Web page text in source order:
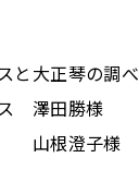
と大正琴の調べ
澤田勝様
澄子様